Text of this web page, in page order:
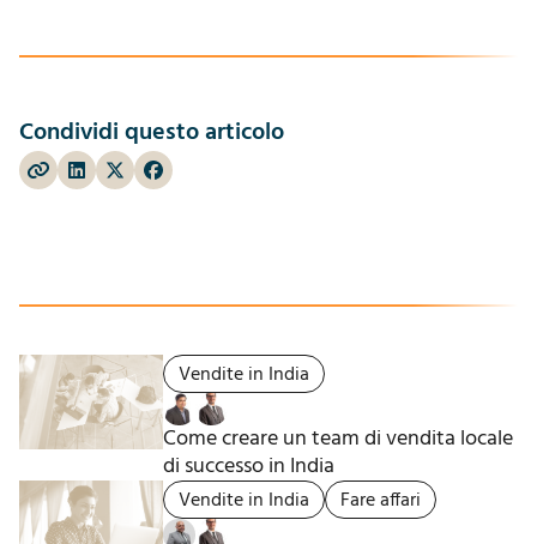
Condividi questo articolo
Vendite in India
Come creare un team di vendita locale
di successo in India
Vendite in India Fare affari